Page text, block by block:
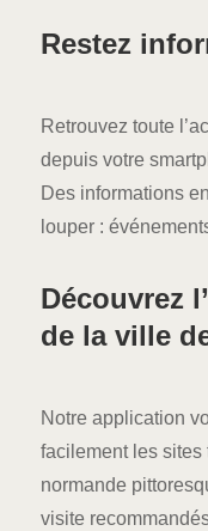
Restez
Retrouvez toute
depuis votre
Des informations
louper :
Découvrez
de la ville
Notre application
facilement les
normande
visite